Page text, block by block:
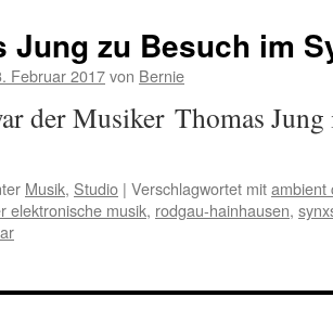
Jung zu Besuch im
Februar 2017von Bernie
der Musiker Thomas
Musik, Studio | Verschlagwortet mitambient
elektronische musik, rodgau-hainhausen,